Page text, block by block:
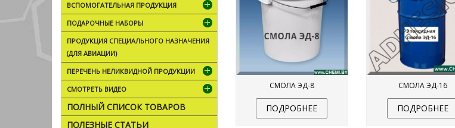
ВСПОМОГАТЕЛЬНАЯ ПРОДУКЦИЯ
ПОДАРОЧНЫЕ НАБОРЫ
ПРОДУКЦИЯ СПЕЦИАЛЬНОГО НАЗНАЧЕНИЯ
(ДЛЯ АВИАЦИИ)
ПЕРЕЧЕНЬ НЕЛИКВИДНОЙ ПРОДУКЦИИ
СМОТРЕТЬ ВИДЕО
ПОЛНЫЙ СПИСОК ТОВАРОВ
ПОЛЕЗНЫЕ СТАТЬИ
СМОЛА ЭД-8
ПОДРОБНЕЕ
СМОЛА ЭД-16
ПОДРОБНЕЕ